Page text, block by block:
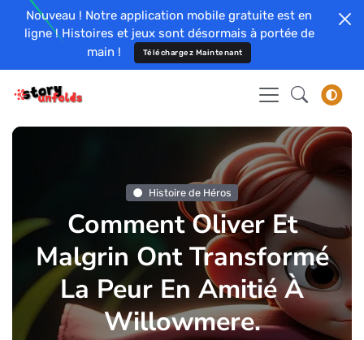
Nouveau ! Notre application mobile gratuite est en
ligne ! Histoires et jeux sont désormais à portée de
main !
Téléchargez Maintenant
Histoire de Héros
Comment Oliver Et
Malgrin Ont Transformé
La Peur En Amitié À
Willowmere.